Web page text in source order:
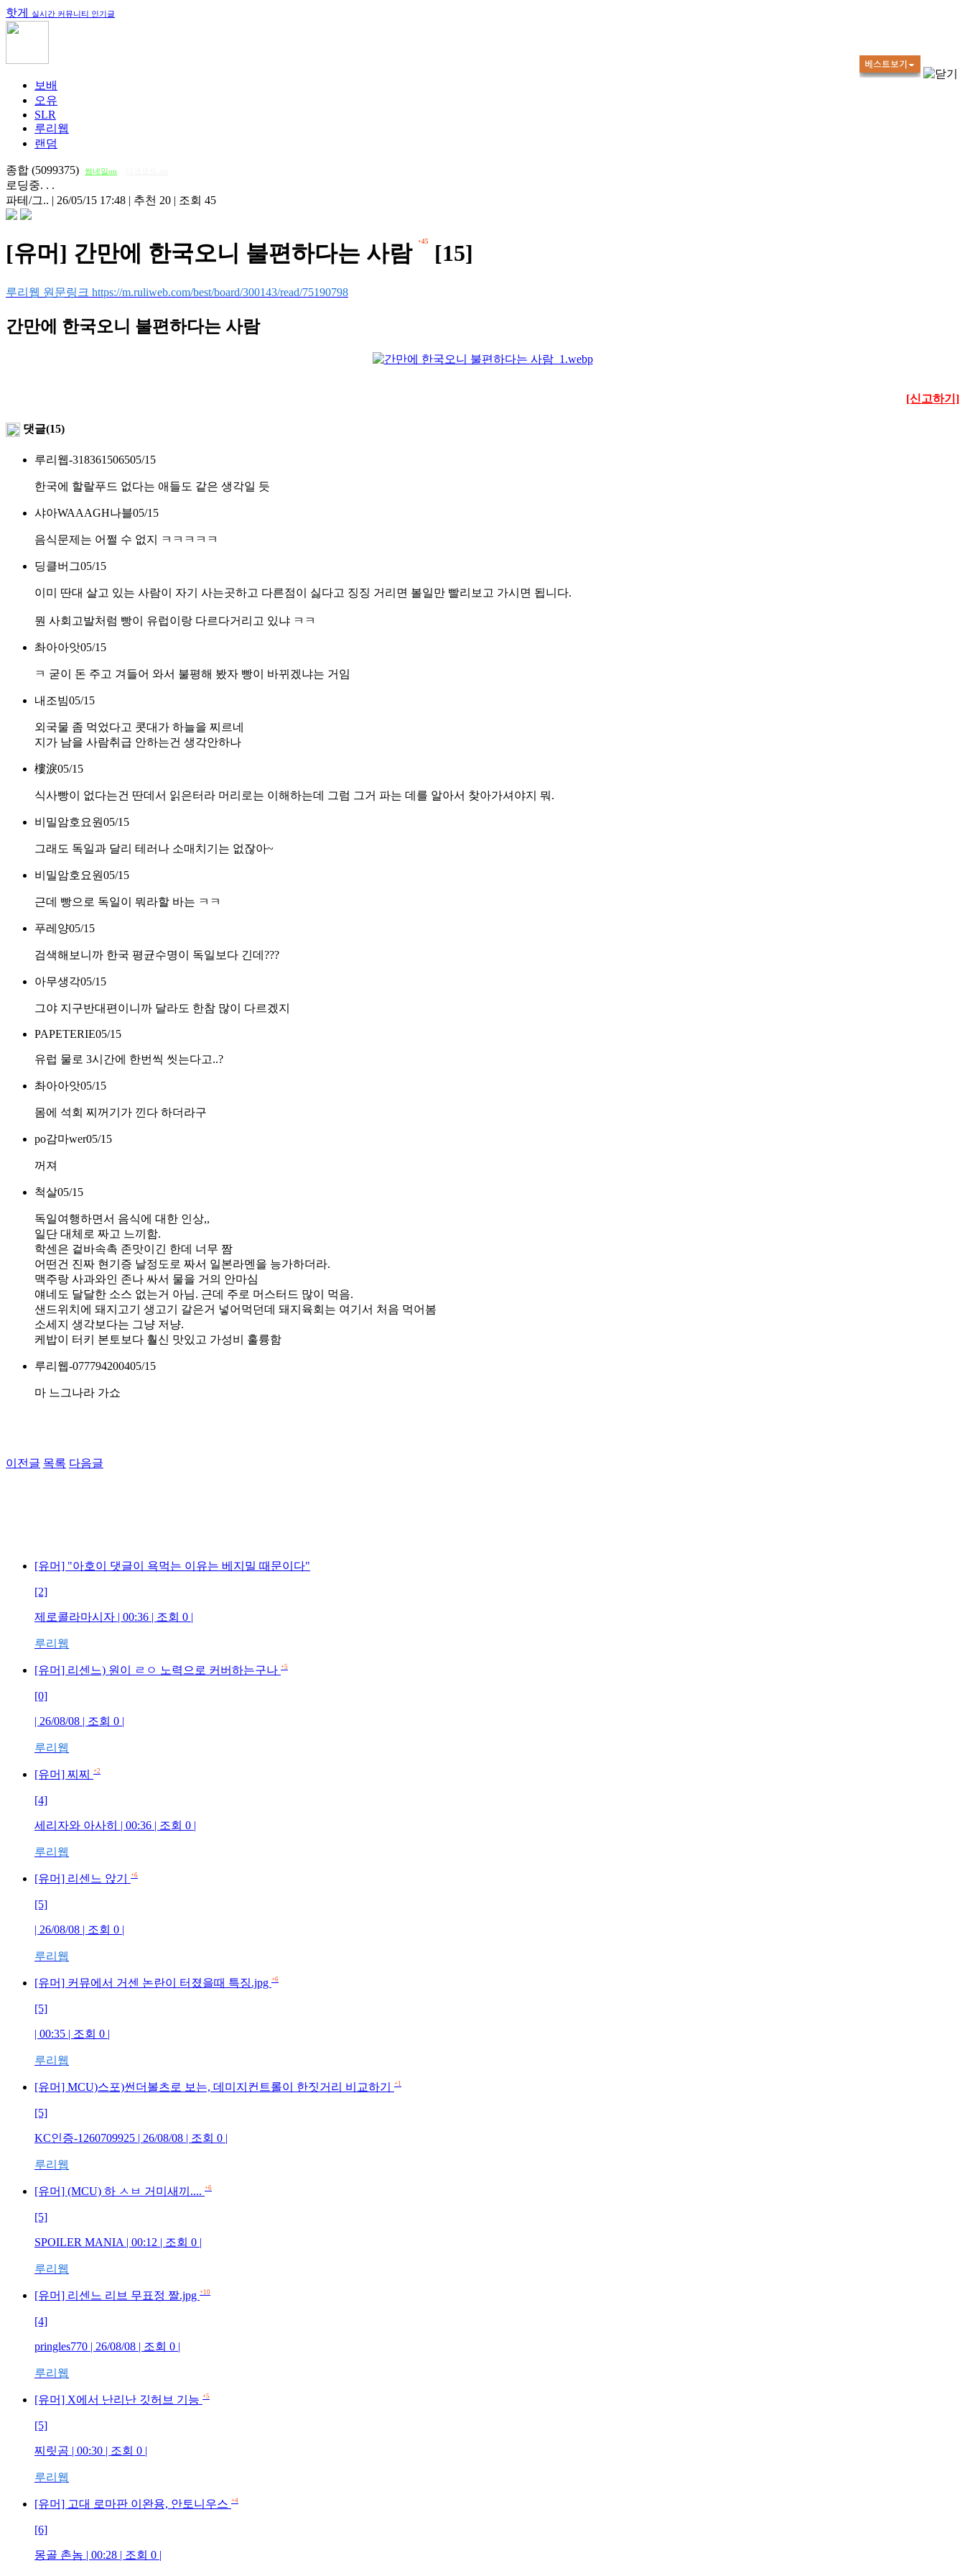
핫게 실시간 커뮤니티 인기글
보배
오유
SLR
루리웹
랜덤
종합 (5099375) 썸네일on
로딩중. . .
파테/그.. | 26/05/15 17:48 | 추천 20 | 조회 45
[유머] 간만에 한국오니 불편하다는 사람 +45 [15]
루리웹 원문링크 https://m.ruliweb.com/best/board/300143/read/75190798
간만에 한국오니 불편하다는 사람
[신고하기]
댓글(15)
루리웹-318361506505/15
한국에 할랄푸드 없다는 애들도 같은 생각일 듯
샤아WAAAGH나블05/15
음식문제는 어쩔 수 없지 ㅋㅋㅋㅋㅋ
딩클버그05/15
이미 딴대 살고 있는 사람이 자기 사는곳하고 다른점이 싫다고 징징 거리면 볼일만 빨리보고 가시면 됩니다.
뭔 사회고발처럼 빵이 유럽이랑 다르다거리고 있냐 ㅋㅋ
촤아아앗05/15
ㅋ 굳이 돈 주고 겨들어 와서 불평해 봤자 빵이 바뀌겠냐는 거임
내조빔05/15
외국물 좀 먹었다고 콧대가 하늘을 찌르네
지가 남을 사람취급 안하는건 생각안하나
樓淚05/15
식사빵이 없다는건 딴데서 읽은터라 머리로는 이해하는데 그럼 그거 파는 데를 알아서 찾아가셔야지 뭐.
비밀암호요원05/15
그래도 독일과 달리 테러나 소매치기는 없잖아~
비밀암호요원05/15
근데 빵으로 독일이 뭐라할 바는 ㅋㅋ
푸레양05/15
검색해보니까 한국 평균수명이 독일보다 긴데???
아무생각05/15
그야 지구반대편이니까 달라도 한참 많이 다르겠지
PAPETERIE05/15
유럽 물로 3시간에 한번씩 씻는다고..?
촤아아앗05/15
몸에 석회 찌꺼기가 낀다 하더라구
po감마wer05/15
꺼져
척살05/15
독일여행하면서 음식에 대한 인상,,
일단 대체로 짜고 느끼함.
학센은 겉바속촉 존맛이긴 한데 너무 짬
어떤건 진짜 현기증 날정도로 짜서 일본라멘을 능가하더라.
맥주랑 사과와인 존나 싸서 물을 거의 안마심
얘네도 달달한 소스 없는거 아님. 근데 주로 머스터드 많이 먹음.
샌드위치에 돼지고기 생고기 갈은거 넣어먹던데 돼지육회는 여기서 처음 먹어봄
소세지 생각보다는 그냥 저냥.
케밥이 터키 본토보다 훨신 맛있고 가성비 훌륭함
루리웹-077794200405/15
마 느그나라 가쇼
이전글 목록 다음글
[유머] "아호이 댓글이 욕먹는 이유는 베지밀 때문이다"
[2]
제로콜라마시자 | 00:36 | 조회 0 |
루리웹
[유머] 리센느) 원이 ㄹㅇ 노력으로 커버하는구나 +5
[0]
| 26/08/08 | 조회 0 |
루리웹
[유머] 찌찌 +2
[4]
세리자와 아사히 | 00:36 | 조회 0 |
루리웹
[유머] 리센느 앉기 +6
[5]
| 26/08/08 | 조회 0 |
루리웹
[유머] 커뮤에서 거센 논란이 터졌을때 특징.jpg +6
[5]
| 00:35 | 조회 0 |
루리웹
[유머] MCU)스포)썬더볼츠로 보는, 데미지컨트롤이 한짓거리 비교하기 +1
[5]
KC인증-1260709925 | 26/08/08 | 조회 0 |
루리웹
[유머] (MCU) 하 ㅅㅂ 거미새끼.... +6
[5]
SPOILER MANIA | 00:12 | 조회 0 |
루리웹
[유머] 리센느 리브 무표정 짤.jpg +10
[4]
pringles770 | 26/08/08 | 조회 0 |
루리웹
[유머] X에서 난리난 깃허브 기능 +5
[5]
찌릿곰 | 00:30 | 조회 0 |
루리웹
[유머] 고대 로마판 이완용, 안토니우스 +4
[6]
몽골 촌놈 | 00:28 | 조회 0 |